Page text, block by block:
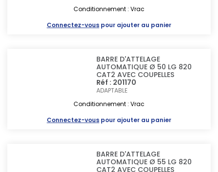
Conditionnement : Vrac
Connectez-vous pour ajouter au panier
BARRE D'ATTELAGE
AUTOMATIQUE Ø 50 LG 820
CAT2 AVEC COUPELLES
Réf : 201170
ADAPTABLE
Conditionnement : Vrac
Connectez-vous pour ajouter au panier
BARRE D'ATTELAGE
AUTOMATIQUE Ø 55 LG 820
CAT2 AVEC COUPELLES